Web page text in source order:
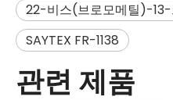
22-비스(브로모메틸)-13-
SAYTEX FR-1138
관련 제품